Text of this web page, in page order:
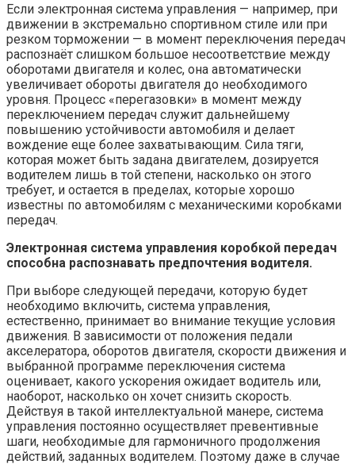
Если электронная система управления — например, при
движении в экстремально спортивном стиле или при
резком торможении — в момент переключения передач
распознаёт слишком большое несоответствие между
оборотами двигателя и колес, она автоматически
увеличивает обороты двигателя до необходимого
уровня. Процесс «перегазовки» в момент между
переключением передач служит дальнейшему
повышению устойчивости автомобиля и делает
вождение еще более захватывающим. Сила тяги,
которая может быть задана двигателем, дозируется
водителем лишь в той степени, насколько он этого
требует, и остается в пределах, которые хорошо
известны по автомобилям с механическими коробками
передач.
Электронная система управления коробкой передач
способна распознавать предпочтения водителя.
При выборе следующей передачи, которую будет
необходимо включить, система управления,
естественно, принимает во внимание текущие условия
движения. В зависимости от положения педали
акселератора, оборотов двигателя, скорости движения и
выбранной программе переключения система
оценивает, какого ускорения ожидает водитель или,
наоборот, насколько он хочет снизить скорость.
Действуя в такой интеллектуальной манере, система
управления постоянно осуществляет превентивные
шаги, необходимые для гармоничного продолжения
действий, заданных водителем. Поэтому даже в случае